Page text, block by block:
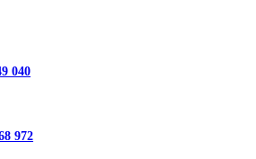
040
972